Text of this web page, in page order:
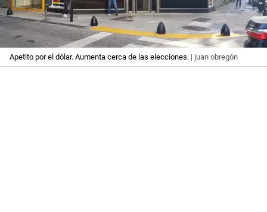
Apetito por el dólar. Aumenta cerca de las elecciones. | juan obregón